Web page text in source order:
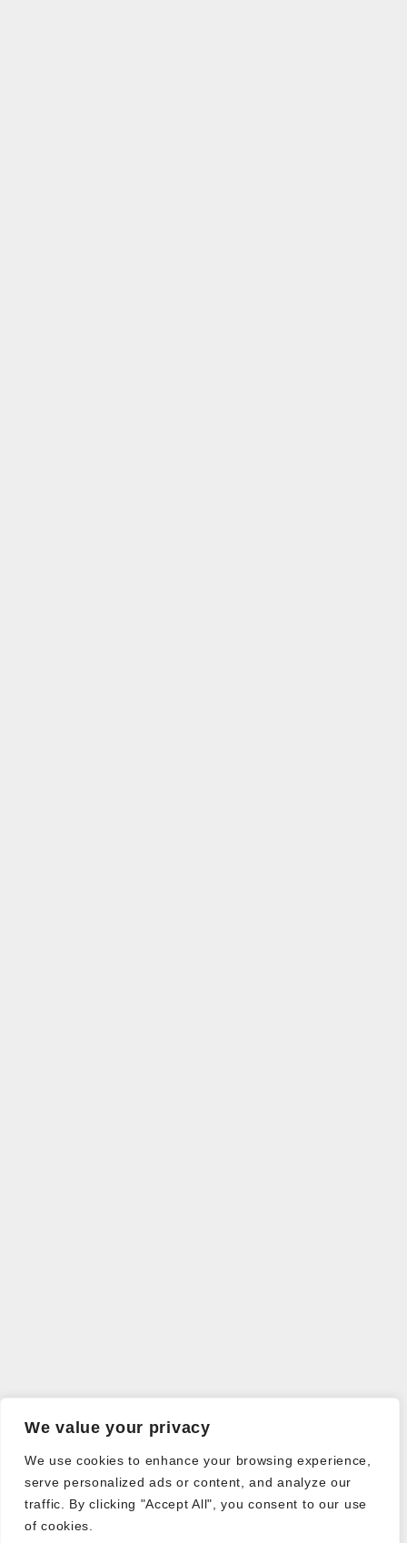
We value your privacy
We use cookies to enhance your browsing experience,
serve personalized ads or content, and analyze our
traffic. By clicking "Accept All", you consent to our use
of cookies.